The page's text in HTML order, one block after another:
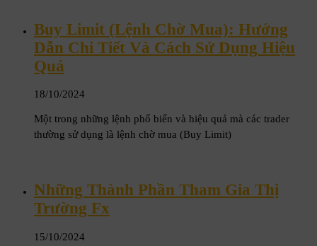
Buy Limit (Lệnh Chờ Mua): Hướng
Dẫn Chi Tiết Và Cách Sử Dụng Hiệu
Quả
18/10/2024
Một trong những lệnh phổ biến và hiệu quả mà các trader
thường sử dụng là lệnh chờ mua (Buy Limit)
Những Thành Phần Tham Gia Thị
Trường Fx
15/10/2024